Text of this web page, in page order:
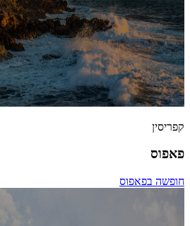
קפריסין
פאפוס
חופשה בפאפוס